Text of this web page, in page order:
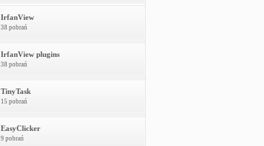
IrfanView
38 pobrań
IrfanView plugins
38 pobrań
TinyTask
15 pobrań
EasyClicker
9 pobrań